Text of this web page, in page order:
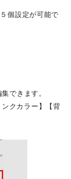
個設定が可能で
できます。
ンクカラー】【背